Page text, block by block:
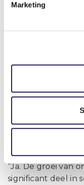
Marketing
prijskaartje aan,
wordt voor een
moeten wonen.
Uw voorkeur
“Ja. De groei van
significant deel in